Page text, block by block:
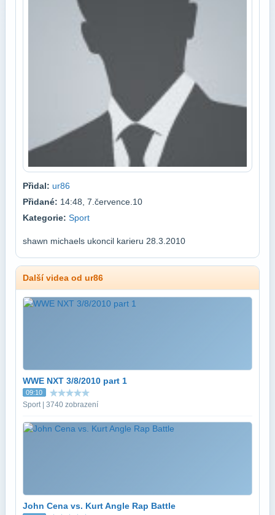
Přidal: ur86
Přidané: 14:48, 7.července.10
Kategorie: Sport
shawn michaels ukoncil karieru 28.3.2010
Další videa od ur86
WWE NXT 3/8/2010 part 1
09:10
Sport | 3740 zobrazení
John Cena vs. Kurt Angle Rap Battle